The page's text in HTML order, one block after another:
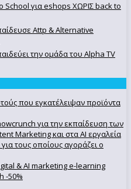
School για eshops ΧΩΡΙΣ back to
Attp & Alternative
την ομάδα του Alpha TV
που εγκατέλειψαν προϊόντα
για την εκπαίδευση των
Marketing και στα AI εργαλεία
τους οποίους αγοράζει ο
& AI marketing e-learning
-50%